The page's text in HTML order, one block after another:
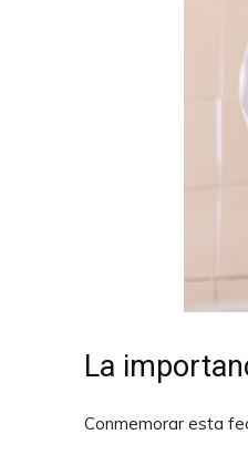
La
Conmemorar esta